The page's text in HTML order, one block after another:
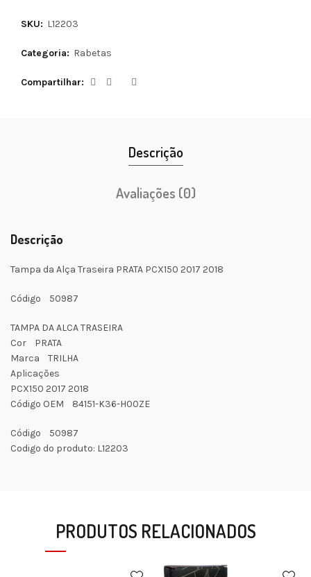
SKU: L12203
Categoria: Rabetas
Compartilhar
Descrição
Avaliações (0)
Descrição
Tampa da Alça Traseira PRATA PCX150 2017 2018
Código 50987
TAMPA DA ALCA TRASEIRA
Cor PRATA
Marca TRILHA
Aplicações
PCX150 2017 2018
Código OEM 84151-K36-H00ZE
Código 50987
Codigo do produto: L12203
PRODUTOS RELACIONADOS